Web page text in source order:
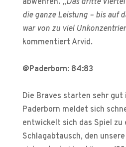
die ganze Leistung – bis auf
war von zu viel
kommentiert Arvid.
@Paderborn: 84:83
Die Braves starten sehr gut
Paderborn meldet sich
entwickelt sich das Spiel zu
Schlagabtausch, den